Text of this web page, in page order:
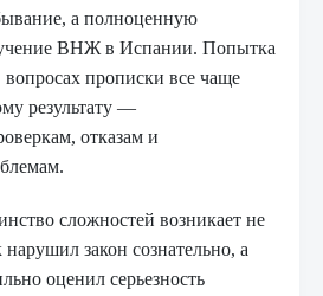
а полноценную
ВНЖ в Испании. Попытка
вопросах прописки все чаще
результату —
отказам и
сложностей возникает не
закон сознательно, а
оценил серьезность